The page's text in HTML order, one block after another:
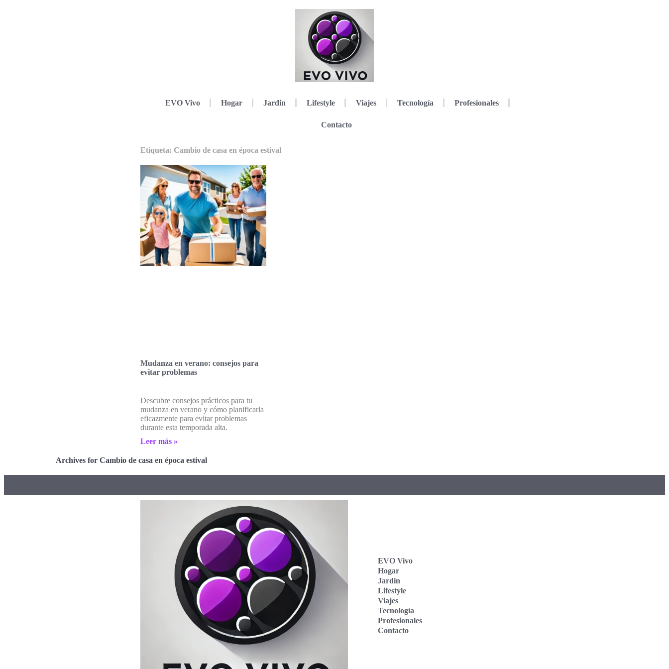
EVO Vivo Hogar Jardin Lifestyle Viajes Tecnología Profesionales
Contacto
Etiqueta: Cambio de casa en época estival
Mudanza en verano: consejos para
evitar problemas
Descubre consejos prácticos para tu
mudanza en verano y cómo planificarla
eficazmente para evitar problemas
durante esta temporada alta.
Leer más »
Archives for Cambio de casa en época estival
EVO Vivo
Hogar
Jardin
Lifestyle
Viajes
Tecnología
Profesionales
Contacto